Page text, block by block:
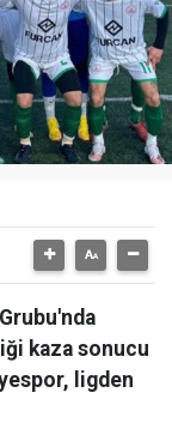
kaza sonucu
ligden